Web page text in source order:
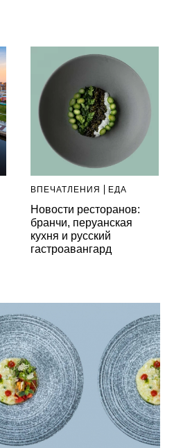
ВПЕЧАТЛЕНИЯ ЕДА
Новости ресторанов:
бранчи, перуанская
кухня и русский
гастроавангард